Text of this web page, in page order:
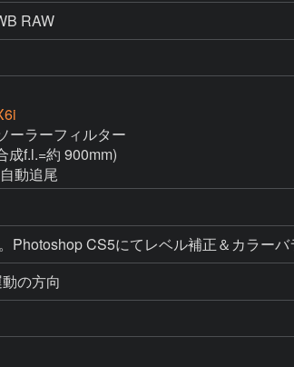
RAW
ーラーフィルター
成f.l.=約 900mm)
動追尾
Photoshop CS5にてレベル補正＆カラー
の方向